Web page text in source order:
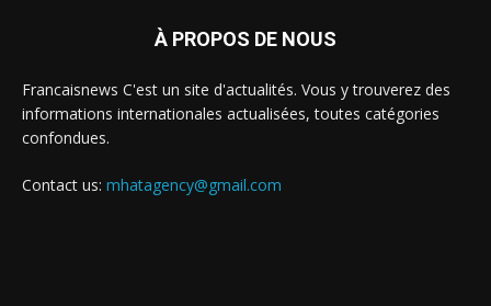
À PROPOS DE NOUS
Francaisnews C'est un site d'actualités. Vous y trouverez des
informations internationales actualisées, toutes catégories
confondues.
Contact us: mhatagency@gmail.com